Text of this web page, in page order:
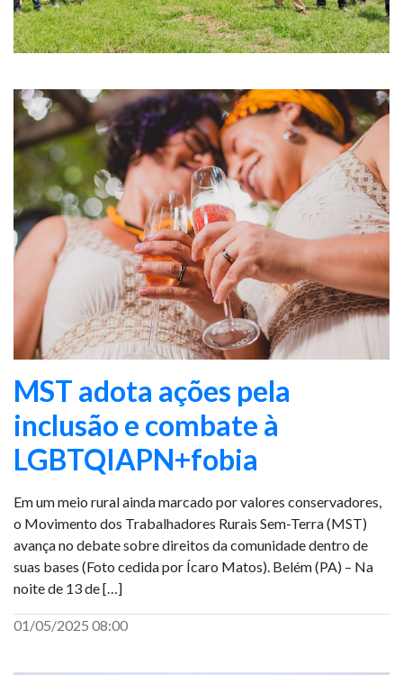
MST adota ações pela
inclusão e combate à
LGBTQIAPN+fobia
Em um meio rural ainda marcado por valores conservadores,
o Movimento dos Trabalhadores Rurais Sem-Terra (MST)
avança no debate sobre direitos da comunidade dentro de
suas bases (Foto cedida por Ícaro Matos). Belém (PA) – Na
noite de 13 de […]
01/05/2025 08:00